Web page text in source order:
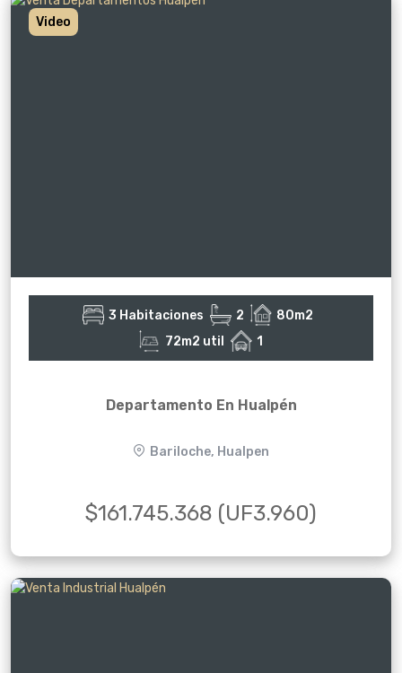
Video
3 Habitaciones 2
80m2
72m2 util
1
Departamento En Hualpén
Bariloche, Hualpen
$161.745.368 (UF3.960)